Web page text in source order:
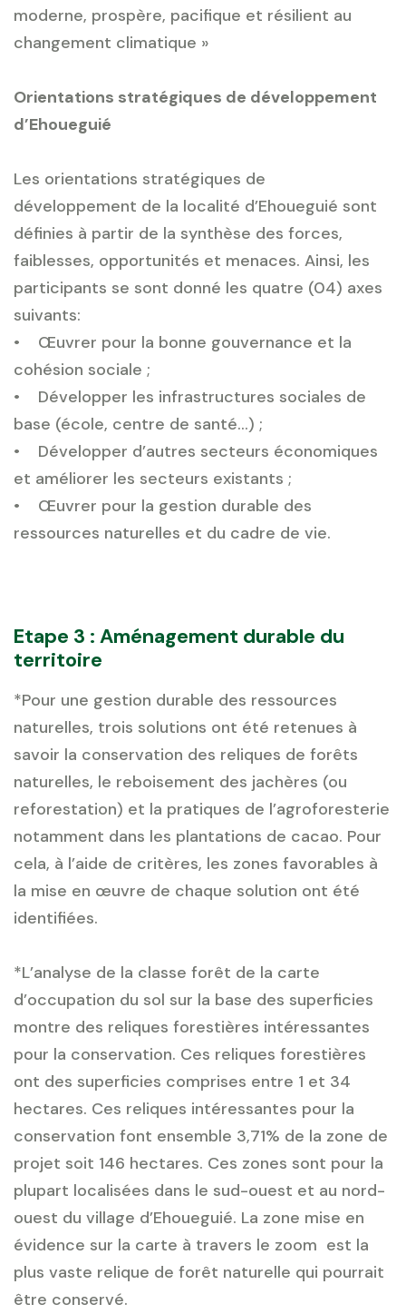
moderne, prospère, pacifique et résilient au
changement climatique »
Orientations stratégiques de développement
d’Ehoueguié
Les orientations stratégiques de
développement de la localité d’Ehoueguié sont
définies à partir de la synthèse des forces,
faiblesses, opportunités et menaces. Ainsi, les
participants se sont donné les quatre (04) axes
suivants:
• Œuvrer pour la bonne gouvernance et la
cohésion sociale ;
• Développer les infrastructures sociales de
base (école, centre de santé…) ;
• Développer d’autres secteurs économiques
et améliorer les secteurs existants ;
• Œuvrer pour la gestion durable des
ressources naturelles et du cadre de vie.
Etape 3 : Aménagement durable du
territoire
*Pour une gestion durable des ressources
naturelles, trois solutions ont été retenues à
savoir la conservation des reliques de forêts
naturelles, le reboisement des jachères (ou
reforestation) et la pratiques de l’agroforesterie
notamment dans les plantations de cacao. Pour
cela, à l’aide de critères, les zones favorables à
la mise en œuvre de chaque solution ont été
identifiées.
*L’analyse de la classe forêt de la carte
d’occupation du sol sur la base des superficies
montre des reliques forestières intéressantes
pour la conservation. Ces reliques forestières
ont des superficies comprises entre 1 et 34
hectares. Ces reliques intéressantes pour la
conservation font ensemble 3,71% de la zone de
projet soit 146 hectares. Ces zones sont pour la
plupart localisées dans le sud-ouest et au nord-
ouest du village d’Ehoueguié. La zone mise en
évidence sur la carte à travers le zoom est la
plus vaste relique de forêt naturelle qui pourrait
être conservé.